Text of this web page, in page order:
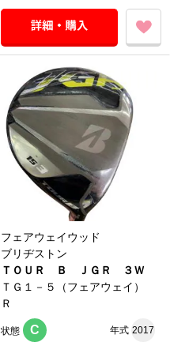
フェアウェイウッド
ブリヂストン
ＴＯＵＲ Ｂ ＪＧＲ ３Ｗ
ＴＧ１－５（フェアウェイ）
Ｒ
状態 C 年式 2017